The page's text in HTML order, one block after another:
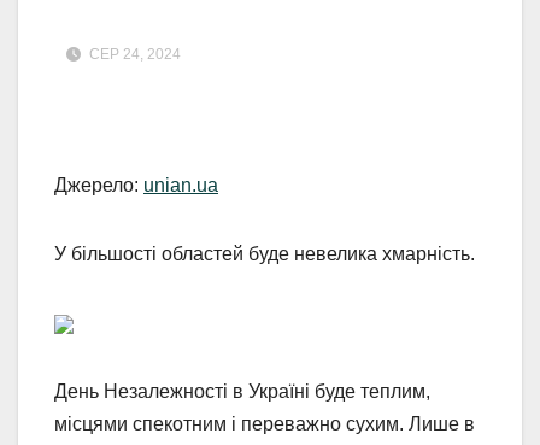
СЕР 24, 2024
Джерело: unian.ua
У більшості областей буде невелика хмарність.
День Незалежності в Україні буде теплим,
місцями спекотним і переважно сухим. Лише в